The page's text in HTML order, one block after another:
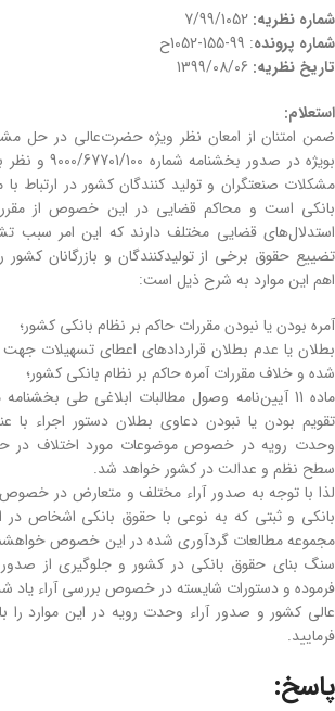
شماره نظریه:
شماره پرونده: 99-155-1052ح
تاریخ نظریه:
استعلام:
ضمن امتنان از امعان نظر ویژه حضرت‌عالی در حل
بویژه در صدور
مشکلات صنعتگران و تولید کنندگان کشور در ارتباط
بانکی است و محاکم قضایی در این خصوص از
استدلال‌های قضایی مختلف دارند که این امر سبب
تضییع حقوق برخی از تولیدکنندگان و بازرگانان
اهم این موارد به شرح ذیل است:
آمره بودن یا نبودن مقررات حاکم بر نظام بانکی کشور؛
بطلان یا عدم بطلان قراردادهای اعطای تسهیلات
شده و خلاف مقررات آمره حاکم بر نظام بانکی کشور؛
تقویم بودن یا نبودن دعاوی بطلان دستور اجراء با
وحدت رویه در خصوص موضوعات مورد اختلاف در
سطح نظم و عدالت در کشور خواهد شد.
لذا با توجه به صدور آراء مختلف و متعارض در
بانکی و ثبتی که به نوعی با حقوق بانکی اشخاص در
مجموعه مطالعات گردآوری شده در این خصوص
سنگ بنای حقوق بانکی در کشور و جلوگیری از
فرموده و دستورات شایسته در خصوص بررسی آراء یاد
عالی کشور و صدور آراء وحدت رویه در این موارد را
فرمایید.
پاسخ: